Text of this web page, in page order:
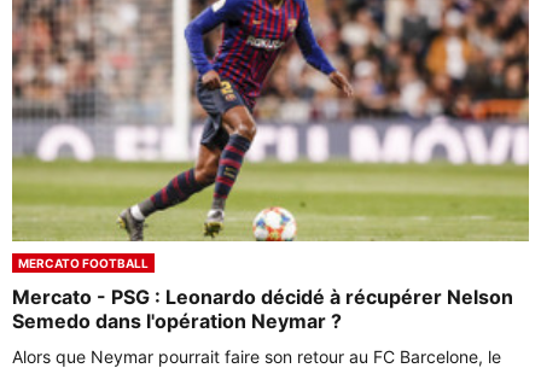
MERCATO FOOTBALL
Mercato - PSG : Leonardo décidé à récupérer Nelson
Semedo dans l'opération Neymar ?
Alors que Neymar pourrait faire son retour au FC Barcelone, le